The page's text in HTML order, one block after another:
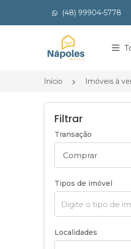
(48) 99904-5778
Página inicial
Início Imóveis à
Filtrar
Transação
Tipos de imóvel
Localidades